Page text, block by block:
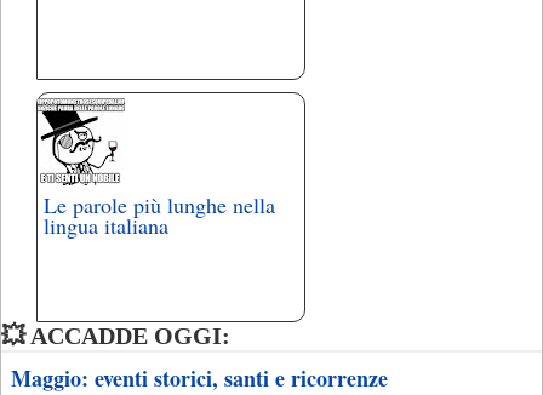
Le parole più lunghe nella
lingua italiana
💥 ACCADDE OGGI:
Maggio: eventi storici, santi e ricorrenze